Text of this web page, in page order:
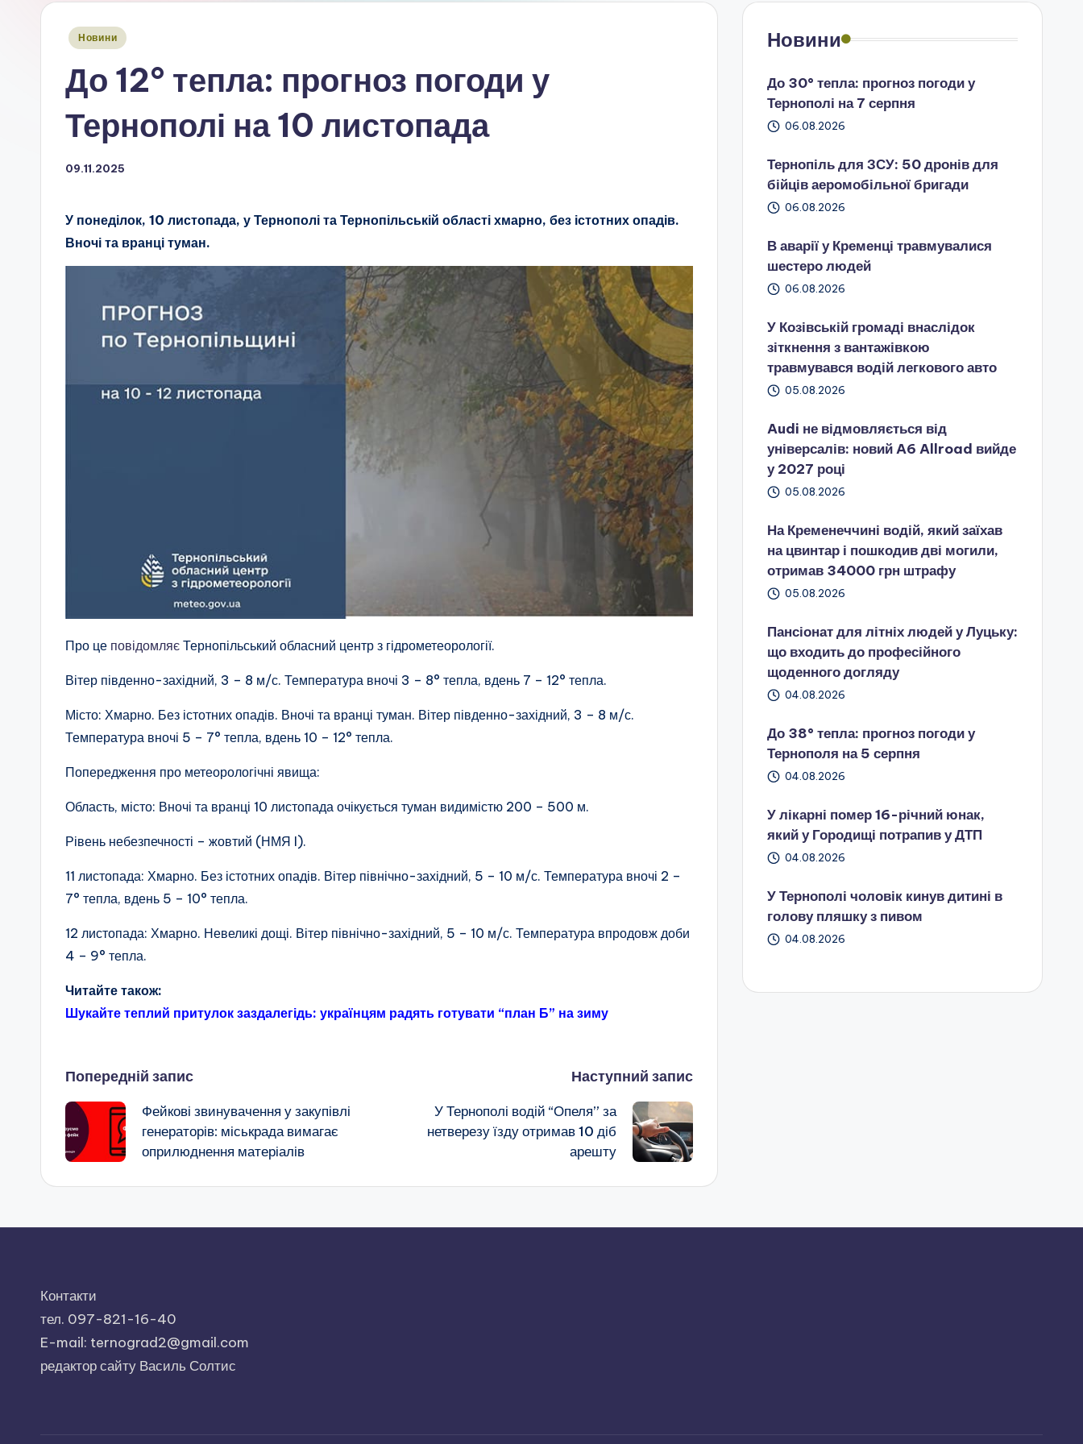
Опубліковано
Новини
До 12° тепла: прогноз погоди у
Тернополі на 10 листопада
09.11.2025
У понеділок, 10 листопада, у Тернополі та Тернопільській області хмарно, без істотних опадів.
Вночі та вранці туман.
Про це повідомляє Тернопільський обласний центр з гідрометеорології.
Вітер південно-західний, 3 – 8 м/с. Температура вночі 3 – 8° тепла, вдень 7 – 12° тепла.
Місто: Хмарно. Без істотних опадів. Вночі та вранці туман. Вітер південно-західний, 3 – 8 м/с.
Температура вночі 5 – 7° тепла, вдень 10 – 12° тепла.
Попередження про метеорологічні явища:
Область, місто: Вночі та вранці 10 листопада очікується туман видимістю 200 – 500 м.
Рівень небезпечності – жовтий (НМЯ I).
11 листопада: Хмарно. Без істотних опадів. Вітер північно-західний, 5 – 10 м/с. Температура вночі 2 –
7° тепла, вдень 5 – 10° тепла.
12 листопада: Хмарно. Невеликі дощі. Вітер північно-західний, 5 – 10 м/с. Температура впродовж доби
4 – 9° тепла.
Читайте також:
Шукайте теплий притулок заздалегідь: українцям радять готувати “план Б” на зиму
Навігація
по
запису
Попередній запис
Фейкові звинувачення у закупівлі
генераторів: міськрада вимагає
оприлюднення матеріалів
Наступний запис
У Тернополі водій “Опеля” за
нетверезу їзду отримав 10 діб
арешту
Новини
До 30° тепла: прогноз погоди у
Тернополі на 7 серпня
06.08.2026
Тернопіль для ЗСУ: 50 дронів для
бійців аеромобільної бригади
06.08.2026
В аварії у Кременці травмувалися
шестеро людей
06.08.2026
У Козівській громаді внаслідок
зіткнення з вантажівкою
травмувався водій легкового авто
05.08.2026
Audi не відмовляється від
універсалів: новий A6 Allroad вийде
у 2027 році
05.08.2026
На Кременеччині водій, який заїхав
на цвинтар і пошкодив дві могили,
отримав 34000 грн штрафу
05.08.2026
Пансіонат для літніх людей у Луцьку:
що входить до професійного
щоденного догляду
04.08.2026
До 38° тепла: прогноз погоди у
Тернополя на 5 серпня
04.08.2026
У лікарні помер 16-річний юнак,
який у Городищі потрапив у ДТП
04.08.2026
У Тернополі чоловік кинув дитині в
голову пляшку з пивом
04.08.2026
Контакти
тел. 097-821-16-40
E-mail: ternograd2@gmail.com
редактор сайту Василь Солтис